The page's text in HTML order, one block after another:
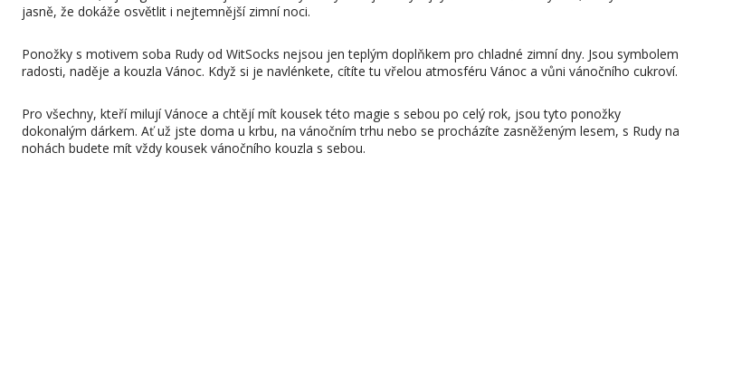
jasně, že dokáže osvětlit i nejtemnější zimní noci.
Ponožky s motivem soba Rudy od WitSocks nejsou jen teplým doplňkem pro chladné zimní dny. Jsou symbolem
radosti, naděje a kouzla Vánoc. Když si je navlénkete, cítíte tu vřelou atmosféru Vánoc a vůni vánočního cukroví.
Pro všechny, kteří milují Vánoce a chtějí mít kousek této magie s sebou po celý rok, jsou tyto ponožky
dokonalým dárkem. Ať už jste doma u krbu, na vánočním trhu nebo se procházíte zasněženým lesem, s Rudy na
nohách budete mít vždy kousek vánočního kouzla s sebou.